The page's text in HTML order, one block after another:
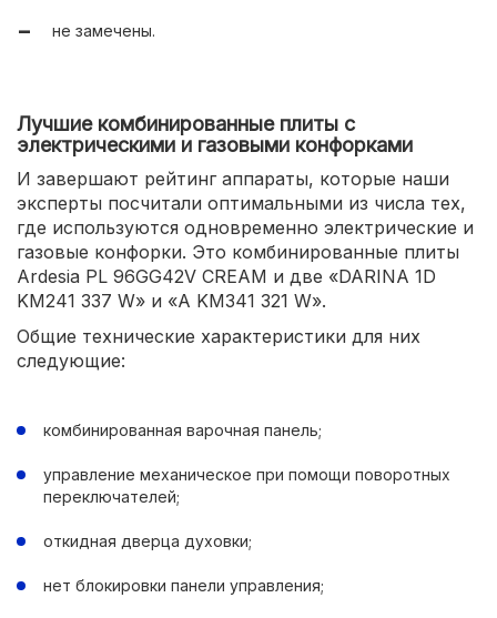
не замечены.
Лучшие комбинированные плиты с
электрическими и газовыми конфорками
И завершают рейтинг аппараты, которые наши
эксперты посчитали оптимальными из числа тех,
где используются одновременно электрические и
газовые конфорки. Это комбинированные плиты
Ardesia PL 96GG42V CREAM и две «DARINA 1D
KM241 337 W» и «A KM341 321 W».
Общие технические характеристики для них
следующие:
комбинированная варочная панель;
управление механическое при помощи поворотных
переключателей;
откидная дверца духовки;
нет блокировки панели управления;